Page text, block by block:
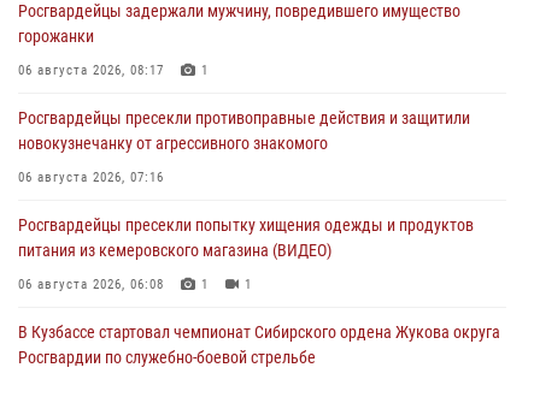
Росгвардейцы задержали мужчину, повредившего имущество
горожанки
06 августа 2026, 08:17 1
Росгвардейцы пресекли противоправные действия и защитили
новокузнечанку от агрессивного знакомого
06 августа 2026, 07:16
Росгвардейцы пресекли попытку хищения одежды и продуктов
питания из кемеровского магазина (ВИДЕО)
06 августа 2026, 06:08 1 1
В Кузбассе стартовал чемпионат Сибирского ордена Жукова округа
Росгвардии по служебно-боевой стрельбе